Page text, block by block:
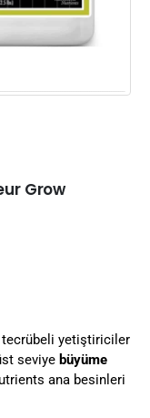
Grow
yetiştiriciler
seviye büyüme
ana besinleri